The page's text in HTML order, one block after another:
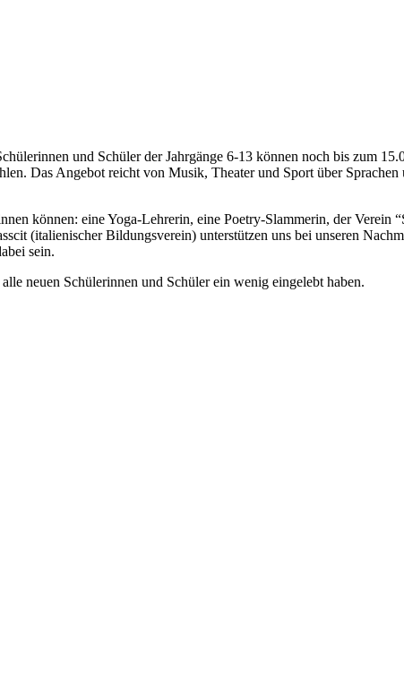
und Schüler der Jahrgänge 6-13 können noch bis zum
Das Angebot reicht von Musik, Theater und Sport über Sprachen
können: eine Yoga-Lehrerin, eine Poetry-Slammerin, der Verein
(italienischer Bildungsverein) unterstützen uns bei unseren
sein.
neuen Schülerinnen und Schüler ein wenig eingelebt haben.